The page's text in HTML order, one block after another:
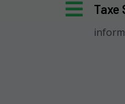
Taxe